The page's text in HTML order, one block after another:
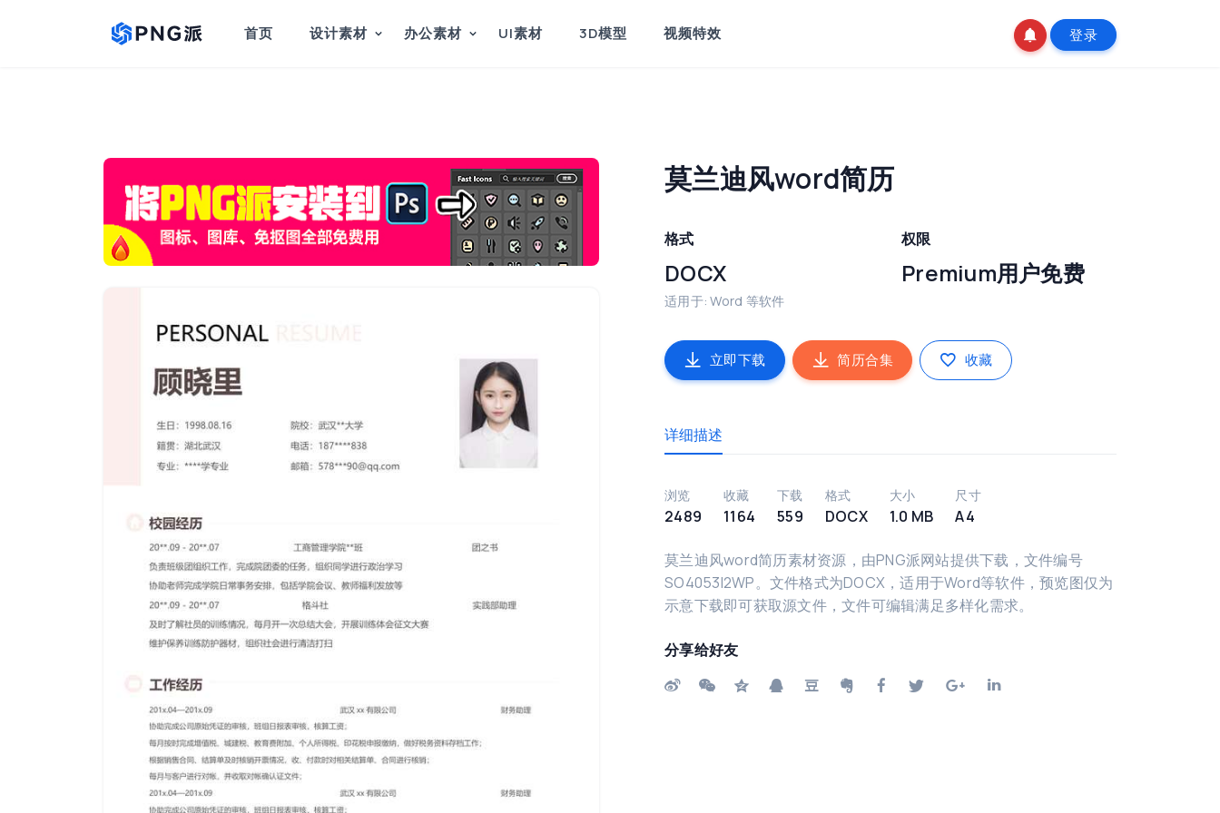
登录
首页 设计素材 办公素材 UI素材 3D模型 视频特效
莫兰迪风word简历
格式
DOCX
适用于: Word 等软件
权限
Premium用户免费
立即下载 简历合集 收藏
详细描述
浏览
2489
收藏
1164
下载
559
格式
DOCX
大小
1.0 MB
尺寸
A4
莫兰迪风word简历素材资源，由PNG派网站提供下载，文件编号
SO4053I2WP。文件格式为DOCX，适用于Word等软件，预览图仅为
示意下载即可获取源文件，文件可编辑满足多样化需求。
分享给好友